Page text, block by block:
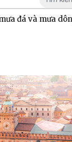
dông, lốc xoáy.